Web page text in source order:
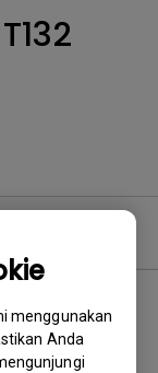
menggunakan
Anda